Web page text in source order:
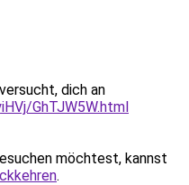
dich an
GhTJW5W.html
möchtest, kannst
.